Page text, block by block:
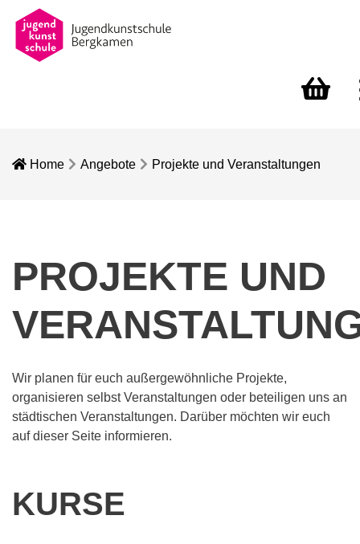
Home Angebote Projekte und Veranstaltungen
PROJEKTE UND
Wir planen für euch außergewöhnliche Projekte,
organisieren selbst Veranstaltungen oder beteiligen uns an
städtischen Veranstaltungen. Darüber möchten wir euch
auf dieser Seite informieren.
KURSE